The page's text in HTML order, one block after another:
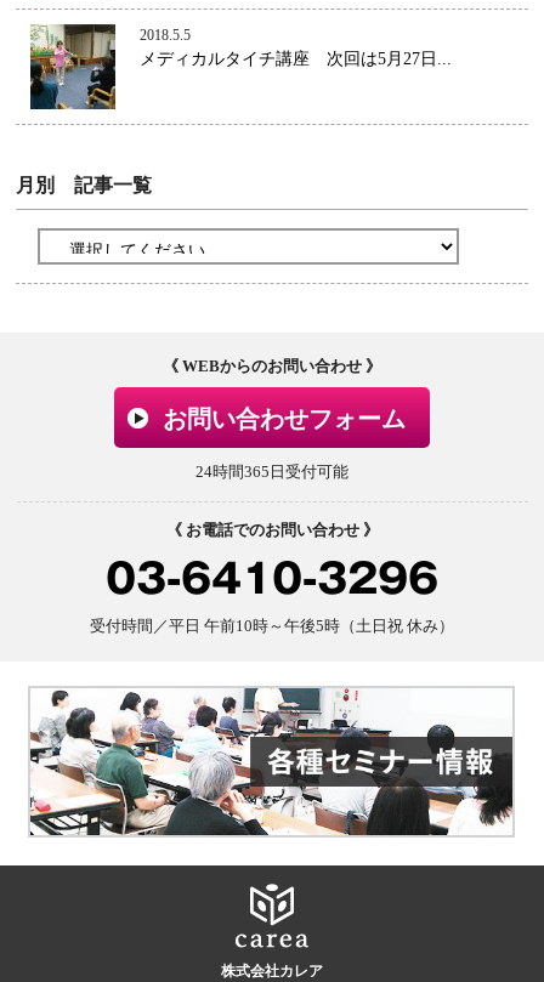
2018.5.5
メディカルタイチ講座 次回は5月27日...
月別 記事一覧
《 WEBからのお問い合わせ 》
お問い合わせフォーム
24時間365日受付可能
《 お電話でのお問い合わせ 》
03-6410-3296
受付時間／平日 午前10時～午後5時（土日祝 休み）
株式会社カレア